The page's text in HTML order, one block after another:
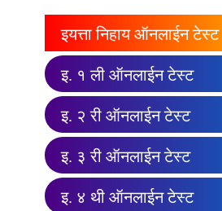
इयत्ता निहाय ऑनलाईन टेस्ट
इ. १ ली ऑनलाईन टेस्ट
इ. २ री ऑनलाईन टेस्ट
इ. ३ री ऑनलाईन टेस्ट
इ. ४ थी ऑनलाईन टेस्ट